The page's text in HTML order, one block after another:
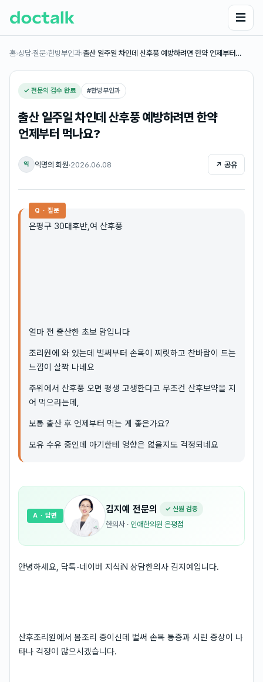
☰
홈›상담·질문›한방부인과›출산 일주일 차인데 산후풍 예방하려면 한약 언제부터…
✓ 전문의 검수 완료 #한방부인과
출산 일주일 차인데 산후풍 예방하려면 한약
언제부터 먹나요?
익 익명의 회원·2026.06.08 ↗ 공유
Q · 질문
은평구 30대후반,여 산후풍
얼마 전 출산한 초보 맘입니다
조리원에 와 있는데 벌써부터 손목이 찌릿하고 찬바람이 드는
느낌이 살짝 나네요
주위에서 산후풍 오면 평생 고생한다고 무조건 산후보약을 지
어 먹으라는데,
보통 출산 후 언제부터 먹는 게 좋은가요?
모유 수유 중인데 아기한테 영향은 없을지도 걱정되네요
김지예 전문의 ✓ 신원 검증
한의사 · 인애한의원 은평점
A · 답변
안녕하세요, 닥톡-네이버 지식iN 상담한의사 김지예입니다.
산후조리원에서 몸조리 중이신데 벌써 손목 통증과 시린 증상이 나
타나 걱정이 많으시겠습니다.